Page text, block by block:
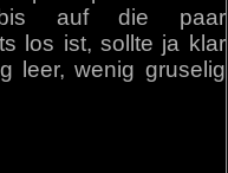
auf die paar
los ist, sollte ja klar
leer, wenig gruselig